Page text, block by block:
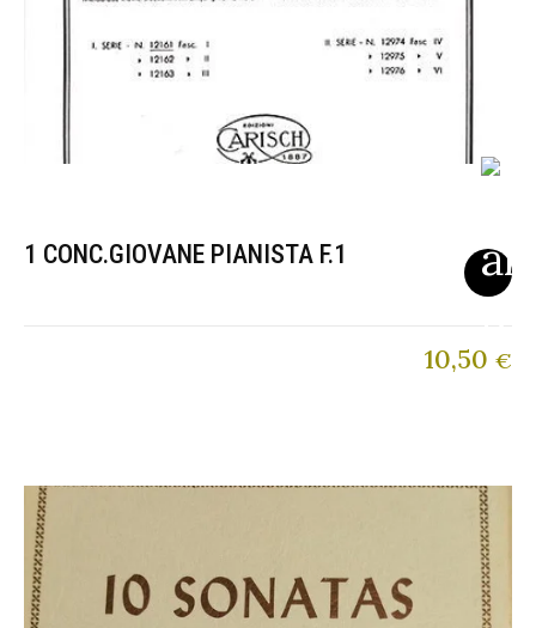
1 CONC.GIOVANE PIANISTA F.1
10,50 €